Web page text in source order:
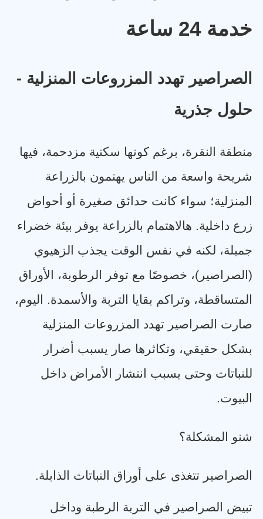
خدمة 24 ساعة
الصراصير تهدد المزروعات المنزلية -
حلول جذرية
منطقة النقرة، برغم كونها سكنية مزدحمة، فيها
شريحة واسعة من الناس يهتمون بالزراعة
المنزلية؛ سواء كانت حدائق صغيرة أو أحواض
زرع داخلية. هالاهتمام بالزراعة يوفر بيئة خضراء
جميلة، لكنه في نفس الوقت يجذب الزهيوي
(الصراصير)، خصوصًا مع توفر الرطوبة، الأوراق
المتساقطة، وتراكم بقايا التربة والأسمدة. اليوم،
صارت الصراصير تهدد المزروعات المنزلية
بشكل حقيقي، وتكاثرها صار يسبب أضرار
للنباتات وحتى يسبب انتشار الأمراض داخل
البيوت.
شنو المشكلة؟
الصراصير تتغذى على أوراق النباتات الذابلة.
تبيض الصراصير في التربة الرطبة وداخل